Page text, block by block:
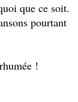
que ce soit.
pourtant
!